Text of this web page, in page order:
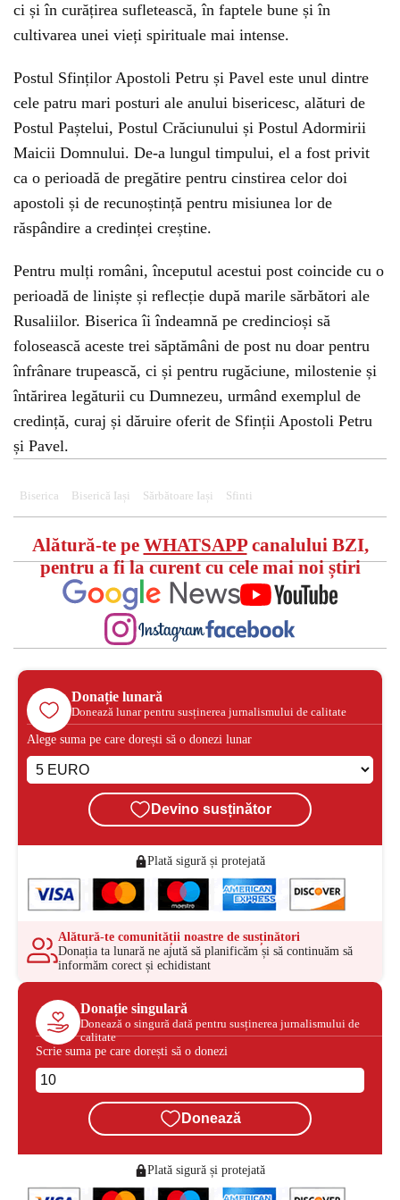
ci și în curățirea sufletească, în faptele bune și în
cultivarea unei vieți spirituale mai intense.
Postul Sfinților Apostoli Petru și Pavel este unul dintre
cele patru mari posturi ale anului bisericesc, alături de
Postul Paștelui, Postul Crăciunului și Postul Adormirii
Maicii Domnului. De-a lungul timpului, el a fost privit
ca o perioadă de pregătire pentru cinstirea celor doi
apostoli și de recunoștință pentru misiunea lor de
răspândire a credinței creștine.
Pentru mulți români, începutul acestui post coincide cu o
perioadă de liniște și reflecție după marile sărbători ale
Rusaliilor. Biserica îi îndeamnă pe credincioși să
folosească aceste trei săptămâni de post nu doar pentru
înfrânare trupească, ci și pentru rugăciune, milostenie și
întărirea legăturii cu Dumnezeu, urmând exemplul de
credință, curaj și dăruire oferit de Sfinții Apostoli Petru
și Pavel.
Biserica Biserică Iași Sărbătoare Iași Sfinti
Alătură-te pe WHATSAPPcanalului BZI,
pentru a fi la curent cu cele mai noi știri
Donație lunară
Donează lunar pentru susținerea jurnalismului de calitate
Alege suma pe care dorești să o donezi lunar
Devino susținător
Plată sigură și protejată
Alătură-te comunității noastre de susținători
Donația ta lunară ne ajută să planificăm și să continuăm să
informăm corect și echidistant
Donație singulară
Donează o singură dată pentru susținerea jurnalismului de
calitate
Scrie suma pe care dorești să o donezi
Donează
Plată sigură și protejată